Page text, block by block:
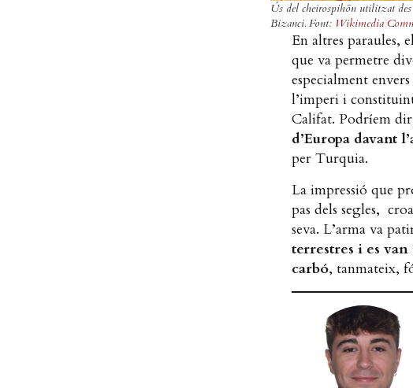
Ús del cheirospihōn utilitzat des
Bizanci. Font: Wikimedia
En altres paraules,
que va permetre
especialment
l’imperi i
Califat. Podríem
d’Europa davant
per Turquia.
La impressió que
pas dels segles,
seva. L’arma va
terrestres i es
carbó, tanmateix,